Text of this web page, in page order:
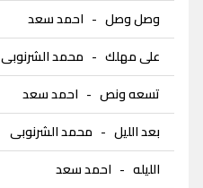
وصل وصل - احمد سعد
على مهلك - محمد الشرنوبى
تسعه ونص - احمد سعد
بعد الليل - محمد الشرنوبى
الليله - احمد سعد